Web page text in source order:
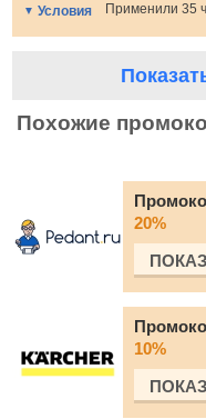
Условия Применили 35
Похожие
20%
10%